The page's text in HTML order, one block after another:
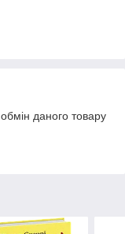
даного товару